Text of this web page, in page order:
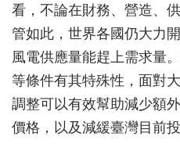
看，不論在財務、營造、
管如此，世界各國仍大力
風電供應量能趕上需求量
等條件有其特殊性，面對
調整可以有效幫助減少額
價格，以及減緩臺灣目前